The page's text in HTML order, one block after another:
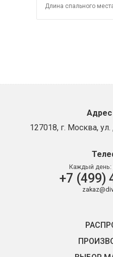
Длина спального
127018, г. Москва,
Каждый день:
+7 (499)